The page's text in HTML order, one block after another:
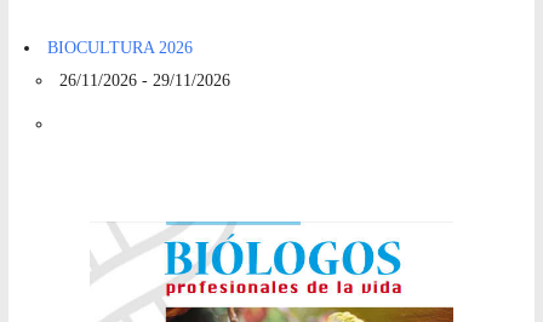
BIOCULTURA 2026
26/11/2026 - 29/11/2026